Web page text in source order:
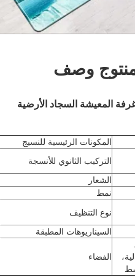
وصف
المعيشة السجاد الأرضية
المكونات الرئيسية للنسيج
التركيب الثانوي للأنسجة
الشعار
نمط
نوع التنظيف
السيناريوهات المطبقة
الفضاء